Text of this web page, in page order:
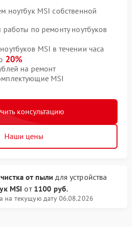
ноутбук MSI собственной
работы по ремонту ноутбуков
MSI в течении часа
20%
на ремонт
MSI
консультацию
Наши цены
чистка от пыли для устройства
MSI от 1100 руб.
на текущую дату 06.08.2026